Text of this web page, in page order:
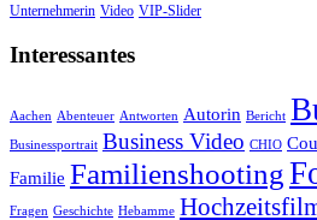
Unternehmerin Video VIP-Slider
Interessantes
Aachen Abenteuer Antworten Autorin Bericht
Businessportrait Business Video CHIO
Familie Familienshooting
Fragen Geschichte Hebamme